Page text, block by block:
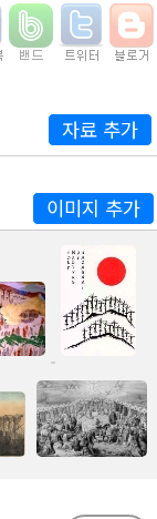
자료 추가
이미지 추가